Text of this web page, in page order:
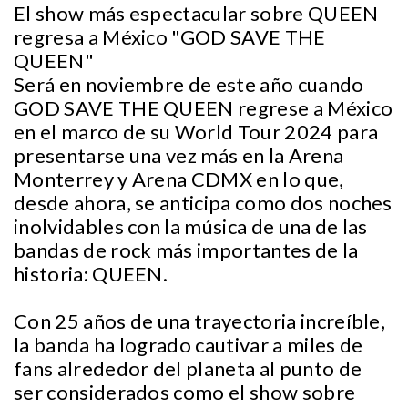
El show más espectacular sobre QUEEN
regresa a México "GOD SAVE THE
QUEEN"
Será en noviembre de este año cuando
GOD SAVE THE QUEEN regrese a México
en el marco de su World Tour 2024 para
presentarse una vez más en la Arena
Monterrey y Arena CDMX en lo que,
desde ahora, se anticipa como dos noches
inolvidables con la música de una de las
bandas de rock más importantes de la
historia: QUEEN.
Con 25 años de una trayectoria increíble,
la banda ha logrado cautivar a miles de
fans alrededor del planeta al punto de
ser considerados como el show sobre